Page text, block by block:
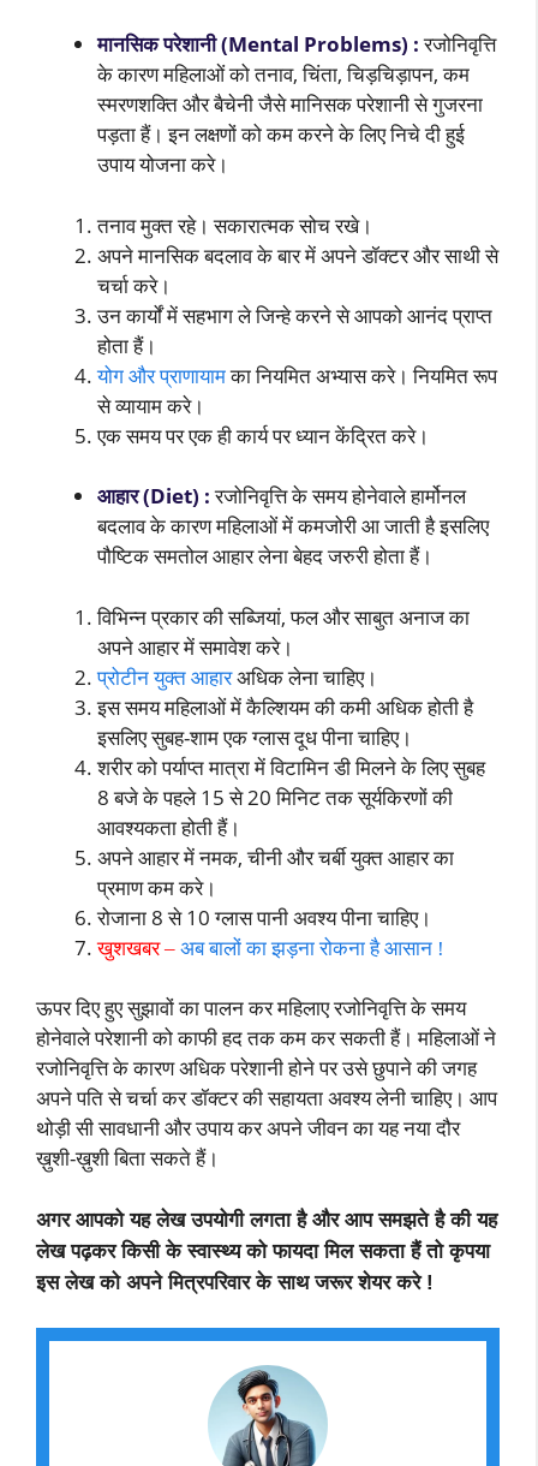
मानसिक परेशानी (Mental Problems) :रजोनिवृत्ति
के कारण महिलाओं को तनाव, चिंता, चिड़चिड़ापन, कम
स्मरणशक्ति और बैचेनी जैसे मानिसक परेशानी से गुजरना
पड़ता हैं। इन लक्षणों को कम करने के लिए निचे दी हुई
उपाय योजना करे।
तनाव मुक्त रहे। सकारात्मक सोच रखे।
अपने मानसिक बदलाव के बार में अपने डॉक्टर और साथी से
चर्चा करे।
उन कार्यों में सहभाग ले जिन्हे करने से आपको आनंद प्राप्त
होता हैं।
योग और प्राणायामका नियमित अभ्यास करे। नियमित रूप
से व्यायाम करे।
एक समय पर एक ही कार्य पर ध्यान केंद्रित करे।
आहार (Diet) :रजोनिवृत्ति के समय होनेवाले हार्मोनल
बदलाव के कारण महिलाओं में कमजोरी आ जाती है इसलिए
पौष्टिक समतोल आहार लेना बेहद जरुरी होता हैं।
विभिन्न प्रकार की सब्जियां, फल और साबुत अनाज का
अपने आहार में समावेश करे।
प्रोटीन युक्त आहारअधिक लेना चाहिए।
इस समय महिलाओं में कैल्शियम की कमी अधिक होती है
इसलिए सुबह-शाम एक ग्लास दूध पीना चाहिए।
शरीर को पर्याप्त मात्रा में विटामिन डी मिलने के लिए सुबह
8 बजे के पहले 15 से 20 मिनिट तक सूर्यकिरणों की
आवश्यकता होती हैं।
अपने आहार में नमक, चीनी और चर्बी युक्त आहार का
प्रमाण कम करे।
रोजाना 8 से 10 ग्लास पानी अवश्य पीना चाहिए।
खुशखबर – अब बालों का झड़ना रोकना है आसान !
ऊपर दिए हुए सुझावों का पालन कर महिलाए रजोनिवृत्ति के समय
होनेवाले परेशानी को काफी हद तक कम कर सकती हैं। महिलाओं ने
रजोनिवृत्ति के कारण अधिक परेशानी होने पर उसे छुपाने की जगह
अपने पति से चर्चा कर डॉक्टर की सहायता अवश्य लेनी चाहिए। आप
थोड़ी सी सावधानी और उपाय कर अपने जीवन का यह नया दौर
ख़ुशी-ख़ुशी बिता सकते हैं।
अगर आपको यह लेख उपयोगी लगता है और आप समझते है की यह
लेख पढ़कर किसी के स्वास्थ्य को फायदा मिल सकता हैं तो कृपया
इस लेख को अपने मित्रपरिवार के साथ जरूर शेयर करे !